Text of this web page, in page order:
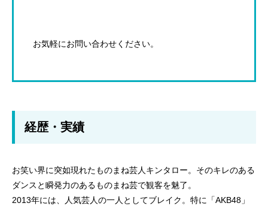
お気軽にお問い合わせください。
経歴・実績
お笑い界に突如現れたものまね芸人キンタロー。そのキレのある
ダンスと瞬発力のあるものまね芸で観客を魅了。
2013年には、人気芸人の一人としてブレイク。特に「AKB48」